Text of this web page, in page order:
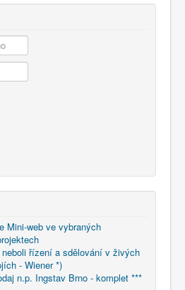
Mini-web ve vybraných
neboli řízení a sdělování v živých
- Wiener *)
n.p. Ingstav Brno - komplet ***